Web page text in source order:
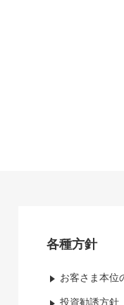
各種方針
お客さま本位
投資勧誘方針